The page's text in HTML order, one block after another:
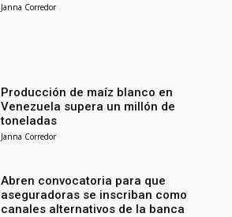
Janna Corredor
Producción de maíz blanco en
Venezuela supera un millón de
toneladas
Janna Corredor
Abren convocatoria para que
aseguradoras se inscriban como
canales alternativos de la banca